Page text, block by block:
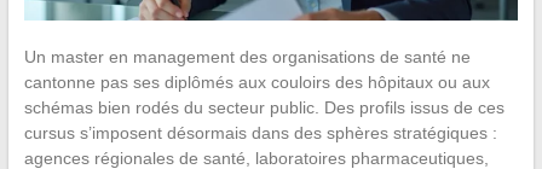
Un master en management des organisations de santé ne
cantonne pas ses diplômés aux couloirs des hôpitaux ou aux
schémas bien rodés du secteur public. Des profils issus de ces
cursus s’imposent désormais dans des sphères stratégiques :
agences régionales de santé, laboratoires pharmaceutiques,